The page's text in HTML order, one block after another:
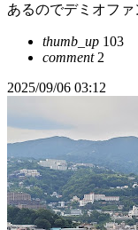
あるのでデミオフ
thumb_up 103
comment2
2025/09/06 03:12